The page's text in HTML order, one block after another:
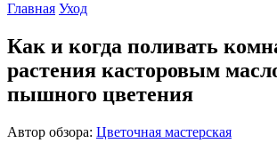
Главная Уход
Как и когда поливать
растения касторовым
пышного цветения
Автор обзора: Цветочная мастерская